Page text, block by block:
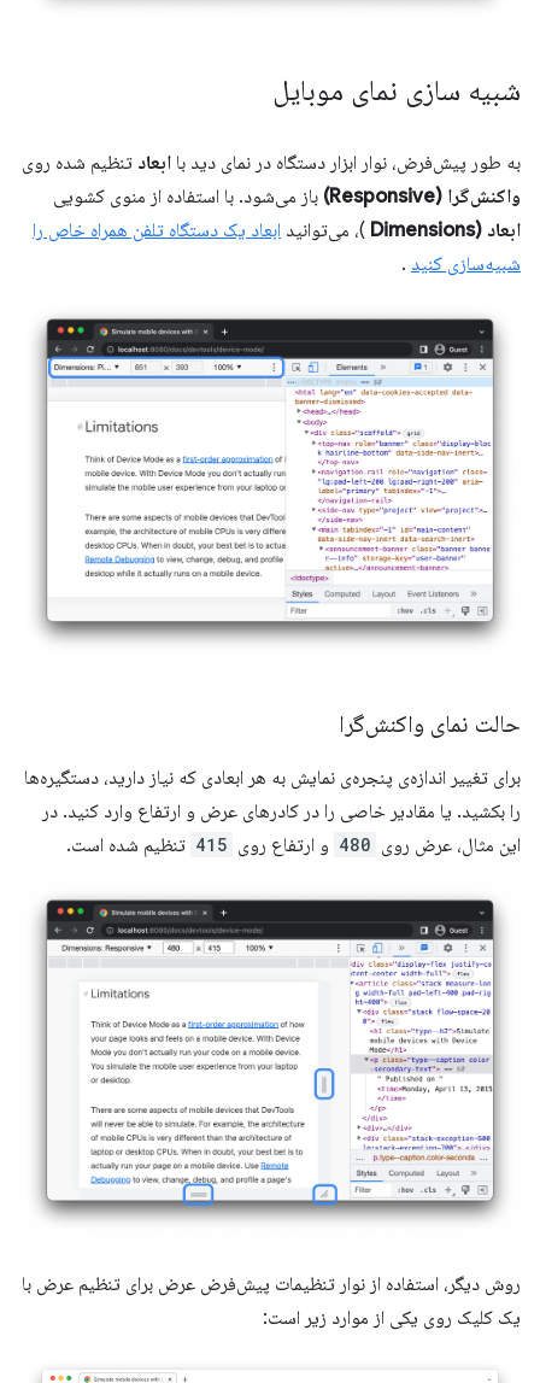
شبیه سازی نمای موبایل
به طور پیش‌فرض، نوار ابزار دستگاه در نمای دید با ابعاد تنظیم شده روی
واکنش‌گرا (Responsive)
باز می‌شود. با استفاده از منوی کشویی
ابعاد (Dimensions
)، می‌توانید ابعاد یک دستگاه تلفن همراه خاص را
شبیه‌سازی کنید .
حالت نمای واکنش‌گرا
برای تغییر اندازه‌ی پنجره‌ی نمایش به هر ابعادی که نیاز دارید، دستگیره‌ها
را بکشید. یا مقادیر خاصی را در کادرهای عرض و ارتفاع وارد کنید. در
این مثال، عرض روی 480 و ارتفاع روی 415 تنظیم شده است.
روش دیگر، استفاده از نوار تنظیمات پیش‌فرض عرض برای تنظیم عرض با
یک کلیک روی یکی از موارد زیر است: